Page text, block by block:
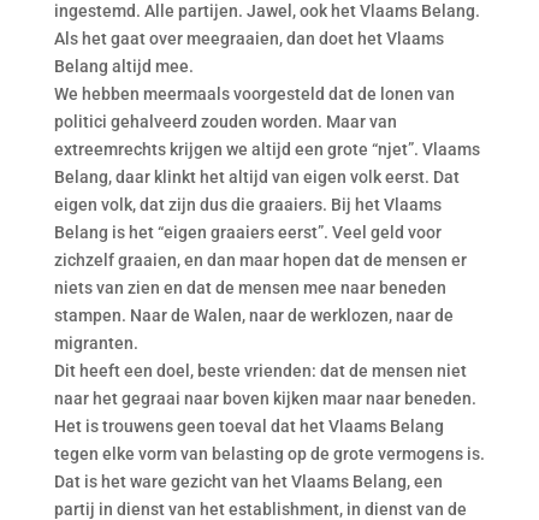
ingestemd. Alle partijen. Jawel, ook het Vlaams Belang.
Als het gaat over meegraaien, dan doet het Vlaams
Belang altijd mee.
We hebben meermaals voorgesteld dat de lonen van
politici gehalveerd zouden worden. Maar van
extreemrechts krijgen we altijd een grote “njet”. Vlaams
Belang, daar klinkt het altijd van eigen volk eerst. Dat
eigen volk, dat zijn dus die graaiers. Bij het Vlaams
Belang is het “eigen graaiers eerst”. Veel geld voor
zichzelf graaien, en dan maar hopen dat de mensen er
niets van zien en dat de mensen mee naar beneden
stampen. Naar de Walen, naar de werklozen, naar de
migranten.
Dit heeft een doel, beste vrienden: dat de mensen niet
naar het gegraai naar boven kijken maar naar beneden.
Het is trouwens geen toeval dat het Vlaams Belang
tegen elke vorm van belasting op de grote vermogens is.
Dat is het ware gezicht van het Vlaams Belang, een
partij in dienst van het establishment, in dienst van de